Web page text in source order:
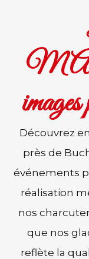
Découvrez
près de
événements
réalisation
nos
que nos
reflète la